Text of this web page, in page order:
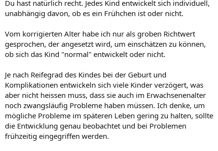
Du hast natürlich recht. Jedes Kind entwickelt sich individuell,
unabhängig davon, ob es ein Frühchen ist oder nicht.
Vom korrigierten Alter habe ich nur als groben Richtwert
gesprochen, der angesetzt wird, um einschätzen zu können,
ob sich das Kind "normal" entwickelt oder nicht.
Je nach Reifegrad des Kindes bei der Geburt und
Komplikationen entwickeln sich viele Kinder verzögert, was
aber nicht heissen muss, dass sie auch im Erwachsenenalter
noch zwangsläufig Probleme haben müssen. Ich denke, um
mögliche Probleme im späteren Leben gering zu halten, sollte
die Entwicklung genau beobachtet und bei Problemen
frühzeitig eingegriffen werden.